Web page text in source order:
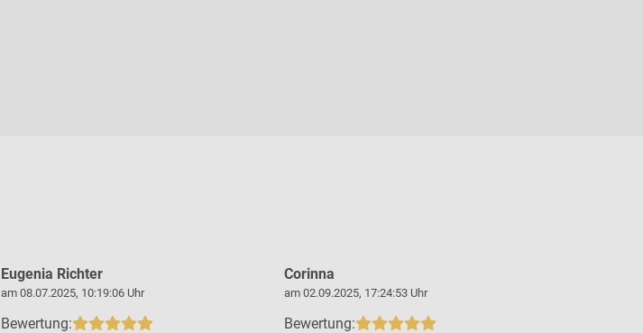
Eugenia Richter
am 08.07.2025, 10:19:06 Uhr
Bewertung:
Corinna
am 02.09.2025, 17:24:53 Uhr
Bewertung: